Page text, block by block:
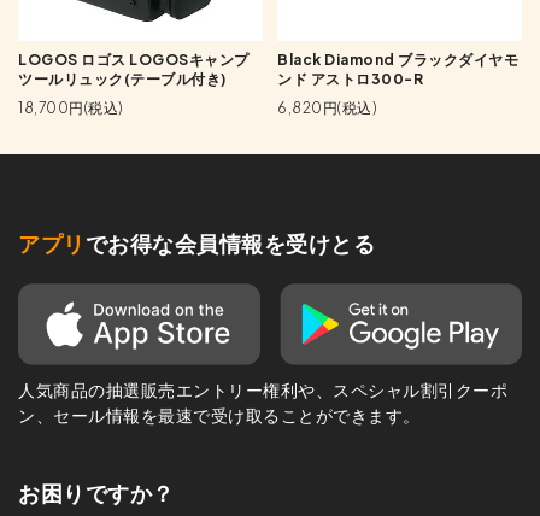
LOGOS ロゴス LOGOSキャンプ
ツールリュック(テーブル付き)
18,700円(税込)
Black Diamond ブラックダイヤモ
ンド アストロ300-R
6,820円(税込)
アプリ でお得な会員情報を受けとる
人気商品の抽選販売エントリー権利や、スペシャル割引クーポ
ン、セール情報を最速で受け取ることができます。
お困りですか？